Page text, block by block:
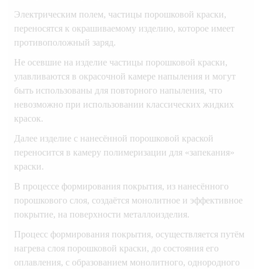
Электрическим полем, частицы порошковой краски,
переносятся к окрашиваемому изделию, которое имеет
противоположный заряд.
Не осевшие на изделие частицы порошковой краски,
улавливаются в окрасочной камере напыления и могут
быть использованы для повторного напыления, что
невозможно при использовании классических жидких
красок.
Далее изделие с нанесённой порошковой краской
переносится в камеру полимеризации для «запекания»
краски.
В процессе формирования покрытия, из нанесённого
порошкового слоя, создаётся монолитное и эффективное
покрытие, на поверхности металлоизделия.
Процесс формирования покрытия, осуществляется путём
нагрева слоя порошковой краски, до состояния его
оплавления, с образованием монолитного, однородного